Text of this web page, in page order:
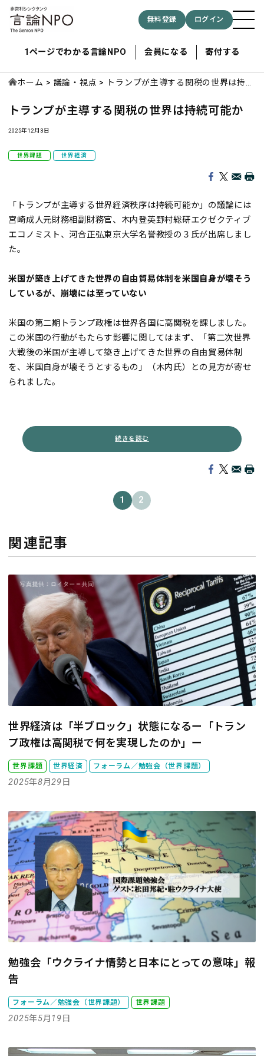
無料登録 ログイン
1ページでわかる言論NPO 会員になる 寄付する
ホーム 議論・視点
トランプが主導する関税の世界は持続
トランプが主導する関税の世界は持続可能か
2025年12月3日
世界課題 世界経済
「トランプが主導する世界経済秩序は持続可能か」の議論には
宮崎成人元財務相副財務官、木内登英野村総研エクゼクティブ
エコノミスト、河合正弘東京大学名誉教授の３氏が出席しまし
た。
米国が築き上げてきた世界の自由貿易体制を米国自身が壊そう
しているが、崩壊には至っていない
米国の第二期トランプ政権は世界各国に高関税を課しました。
この米国の行動がもたらす影響に関してはまず、「第二次世界
大戦後の米国が主導して築き上げてきた世界の自由貿易体制
を、米国自身が壊そうとするもの」（木内氏）との見方が寄せ
られました。
続きを読む
1 2
関連記事
世界経済は「半ブロック」状態になるー「トラン
プ政権は高関税で何を実現したのか」ー
世界課題 世界経済 フォーラム／勉強会（世界課題）
2025年8月29日
勉強会「ウクライナ情勢と日本にとっての意味」報
告
フォーラム／勉強会（世界課題） 世界課題
2025年5月19日